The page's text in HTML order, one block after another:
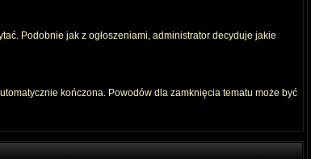
Podobnie jak z ogłoszeniami, administrator decyduje jakie
kończona. Powodów dla zamknięcia tematu może być